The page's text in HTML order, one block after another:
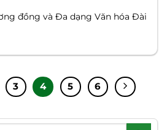
đồng và Đa dạng Văn hóa Đài
3 4 5 6